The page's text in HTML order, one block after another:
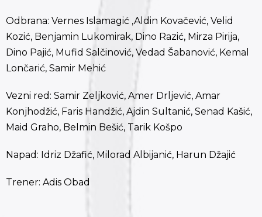
Odbrana: Vernes Islamagić ,Aldin Kovačević, Velid
Kozić, Benjamin Lukomirak, Dino Razić, Mirza Pirija,
Dino Pajić, Mufid Salčinović, Vedad Šabanović, Kemal
Lončarić, Samir Mehić
Vezni red: Samir Zeljković, Amer Drljević, Amar
Konjhodžić, Faris Handžić, Ajdin Sultanić, Senad Kašić,
Maid Graho, Belmin Bešić, Tarik Košpo
Napad: Idriz Džafić, Milorad Albijanić, Harun Džajić
Trener: Adis Obad